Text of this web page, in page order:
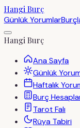
Hangi Burç
Günlük Yorumlar
Hangi Burç
Ana Sayfa
Günlük
Haftalık
Burç
Tarot Falı
Rüya Tabiri